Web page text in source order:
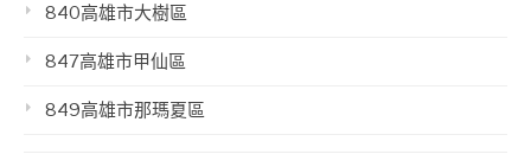
840高雄市大樹區
847高雄市甲仙區
849高雄市那瑪夏區